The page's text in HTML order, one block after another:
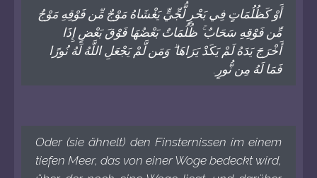
أَوْ كَظُلُمَاتٍ فِي بَحْرٍ لُّجِّيٍّ يَغْشَاهُ مَوْجٌ مِّن فَوْقِهِ مَوْجٌ
مِّن فَوْقِهِ سَحَابٌ ۚ ظُلُمَاتٌ بَعْضُهَا فَوْقَ بَعْضٍ إِذَا
أَخْرَجَ يَدَهُ لَمْ يَكَدْ يَرَاهَا ۗ وَمَن لَّمْ يَجْعَلِ اللَّهُ لَهُ نُورًا
فَمَا لَهُ مِن نُّورٍ.
Oder (sie ähnelt) den Finsternissen im einem
tiefen Meer, das von einer Woge bedeckt wird,